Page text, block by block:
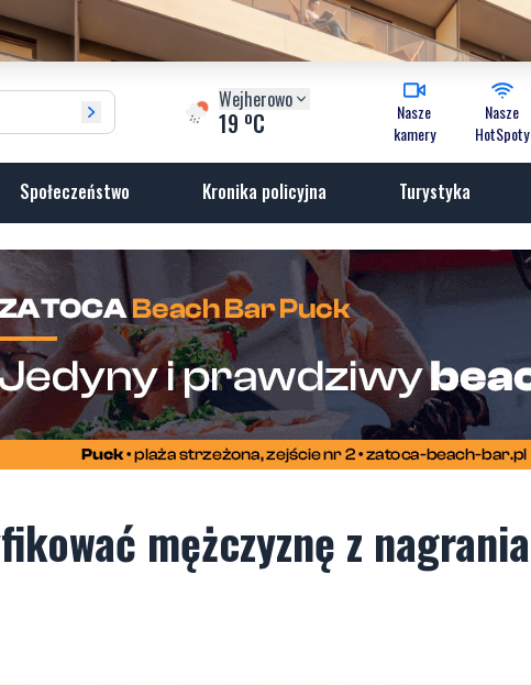
Wejherowo
19 oC
Nasze
kamery
Nasze
HotSpoty
Społeczeństwo Kronika policyjna Turystyka
mężczyznę z nagrania